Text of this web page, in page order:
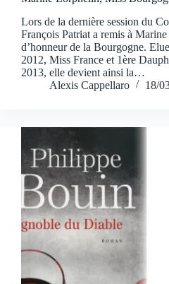
Lors de la dernière session du
François Patriat a remis à
d’honneur de la Bourgogne.
2012, Miss France et 1ère
2013, elle devient ainsi la…
Alexis Cappellaro
18/